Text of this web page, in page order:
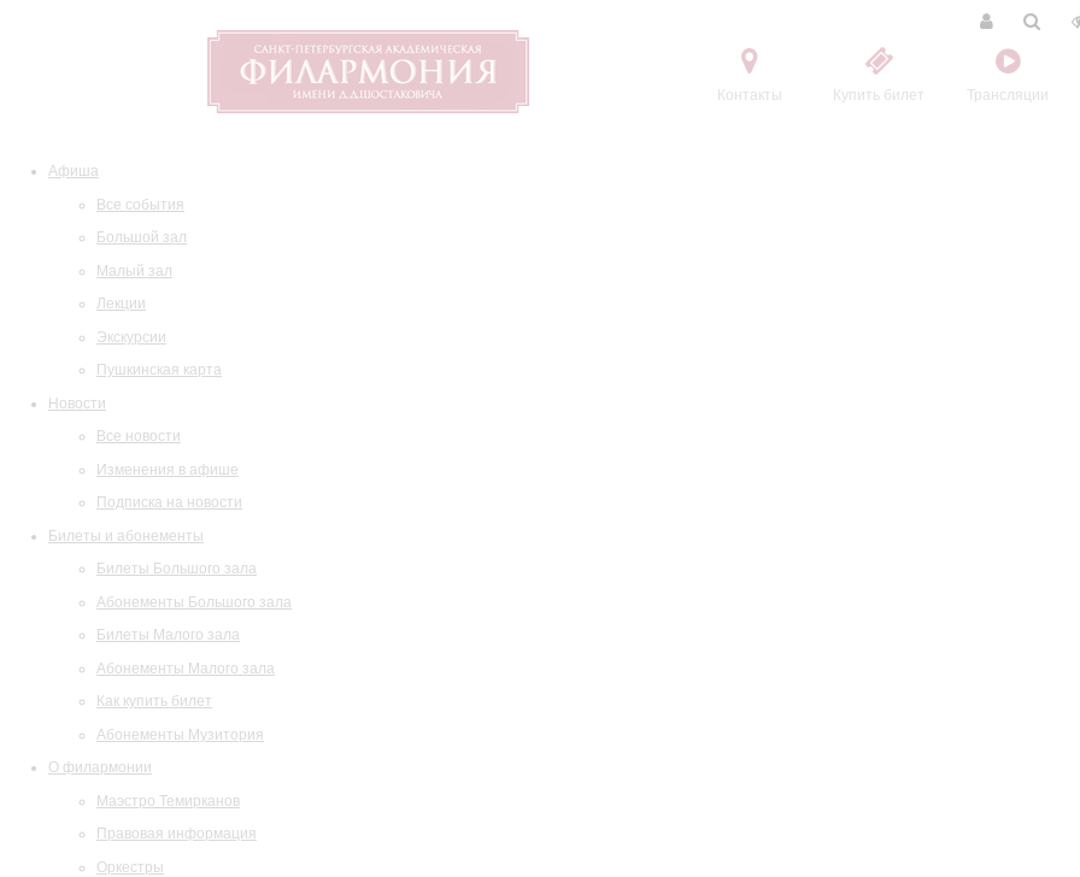
Контакты Купить билет Трансляции
Афиша
Все события
Большой зал
Малый зал
Лекции
Экскурсии
Пушкинская карта
Новости
Все новости
Изменения в афише
Подписка на новости
Билеты и абонементы
Билеты Большого зала
Абонементы Большого зала
Билеты Малого зала
Абонементы Малого зала
Как купить билет
Абонементы Музитория
О филармонии
Маэстро Темирканов
Правовая информация
Оркестры